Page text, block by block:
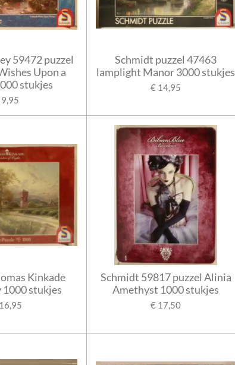
59472 puzzel
Upon a
stukjes
Schmidt puzzel 47463
lamplight Manor 3000 stukjes
€ 14,95
Kinkade
1000 stukjes
Schmidt 59817 puzzel Alinia
Amethyst 1000 stukjes
€ 17,50